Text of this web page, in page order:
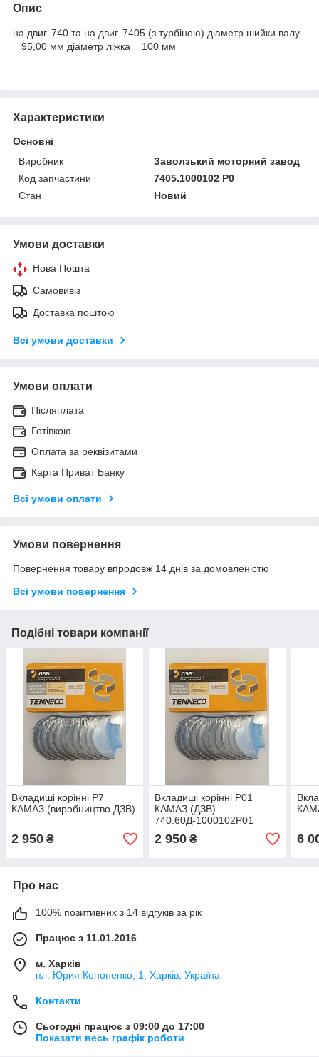
Опис
на двиг. 740 та на двиг. 7405 (з турбіною) діаметр шийки валу
= 95,00 мм діаметр ліжка = 100 мм
Характеристики
Основні
Виробник
Заволзький моторний завод
Код запчастини
7405.1000102 Р0
Стан
Новий
Умови доставки
Нова Пошта
Самовивіз
Доставка поштою
Всі умови доставки
Умови оплати
Післяплата
Готівкою
Оплата за реквізитами
Карта Приват Банку
Всі умови оплати
Умови повернення
Повернення товару впродовж 14 днів за домовленістю
Всі умови повернення
Подібні товари компанії
Вкладиші корінні Р7
КАМАЗ (виробництво ДЗВ)
2 950 ₴
Вкладиші корінні Р01
КАМАЗ (ДЗВ)
740.60Д-1000102Р01
2 950₴ 6
Про нас
100% позитивних з 14 відгуків за рік
Працює з 11.01.2016
м. Харків
пл. Юрия Кононенко, 1, Харків, Україна
Контакти
Сьогодні працює з 09:00 до 17:00
Показати весь графік роботи